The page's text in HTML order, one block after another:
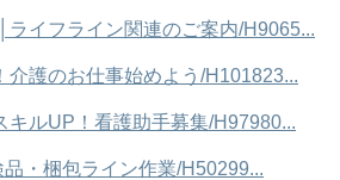
イフライン関連のご案内/H9065...
護のお仕事始めよう/H101823...
ルUP！看護助手募集/H97980...
・梱包ライン作業/H50299...